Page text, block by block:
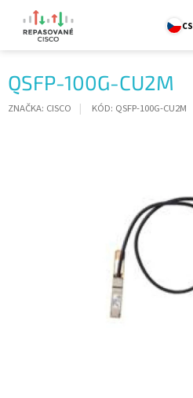
obsah
CS
QSFP-100G-CU2M
ZNAČKA: CISCO KÓD: QSFP-100G-CU2M